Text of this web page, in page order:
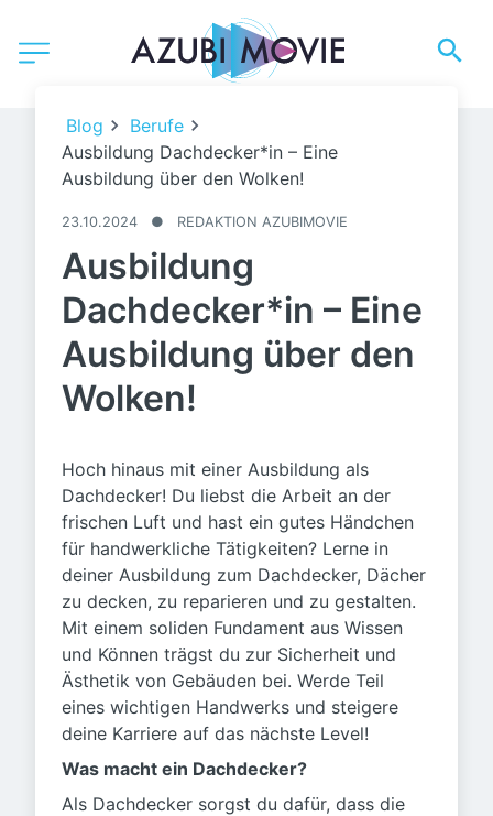
Ingo Bartussek / Adobe Stock
Blog
Berufe
Ausbildung Dachdecker*in – Eine
Ausbildung über den Wolken!
23.10.2024 ● REDAKTION AZUBIMOVIE
Ausbildung
Dachdecker*in – Eine
Ausbildung über den
Wolken!
Hoch hinaus mit einer Ausbildung als
Dachdecker! Du liebst die Arbeit an der
frischen Luft und hast ein gutes Händchen
für handwerkliche Tätigkeiten? Lerne in
deiner Ausbildung zum Dachdecker, Dächer
zu decken, zu reparieren und zu gestalten.
Mit einem soliden Fundament aus Wissen
und Können trägst du zur Sicherheit und
Ästhetik von Gebäuden bei. Werde Teil
eines wichtigen Handwerks und steigere
deine Karriere auf das nächste Level!
Was macht ein Dachdecker?
Als Dachdecker sorgst du dafür, dass die